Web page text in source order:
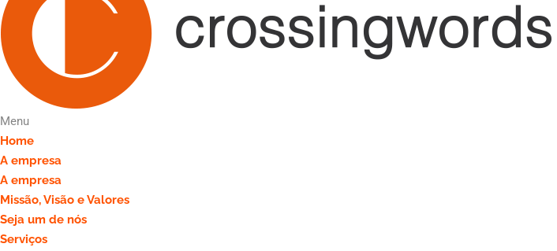
Menu
Home
A empresa
A empresa
Missão, Visão e Valores
Seja um de nós
Serviços